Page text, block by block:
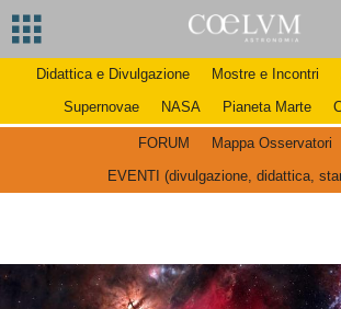
Didattica e Divulgazione Mostre e Incontri
Supernovae
NASA Pianeta Marte
FORUM
Mappa Osservatori
EVENTI (divulgazione, didattica,